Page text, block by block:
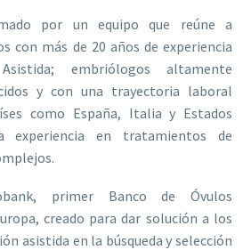
por un equipo que reúne a
con más de 20 años de experiencia
embriólogos altamente
y con una trayectoria laboral
como España, Italia y Estados
experiencia en tratamientos de
primer Banco de Óvulos
creado para dar solución a los
asistida en la búsqueda y selección